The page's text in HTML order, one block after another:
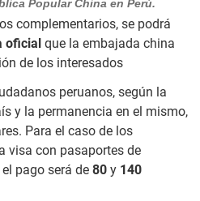
Popular China en Perú.
complementarios, se podrá
oficial que la embajada china
de los interesados
peruanos, según la
y la permanencia en el mismo,
Para el caso de los
visa con pasaportes de
pago será de 80 y 140